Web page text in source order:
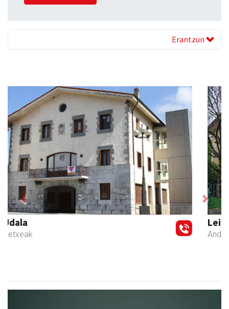
Erantzun
Leizaran Institutua
Andoain
Previous Next